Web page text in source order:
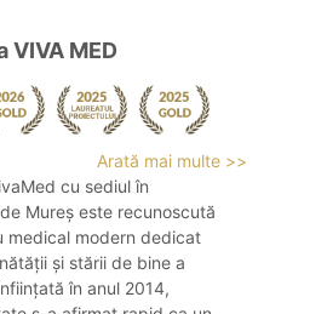
VIVA MED
Arată mai multe >>
cu sediul în
Mureș este recunoscută
medical modern dedicat
și stării de bine a
în anul 2014,